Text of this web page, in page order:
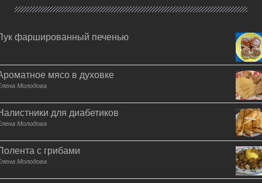
фаршированный печенью
мясо в духовке
Молодова
для диабетиков
Молодова
с грибами
Молодова